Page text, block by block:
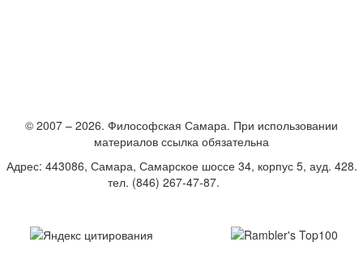
© 2007 – 2026. Философская Самара. При использовании
материалов ссылка обязательна
Адрес: 443086, Самара, Самарское шоссе 34, корпус 5, ауд. 428.
тел. (846) 267-47-87.